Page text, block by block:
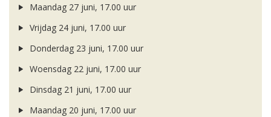
Maandag 27 juni, 17.00 uur
Vrijdag 24 juni, 17.00 uur
Donderdag 23 juni, 17.00 uur
Woensdag 22 juni, 17.00 uur
Dinsdag 21 juni, 17.00 uur
Maandag 20 juni, 17.00 uur